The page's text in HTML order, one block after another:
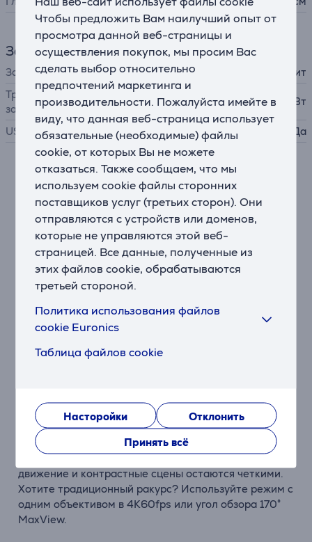
Чтобы предложить Вам наилучший опыт от
просмотра данной веб-страницы и
осуществления покупок, мы просим Вас
сделать выбор относительно
предпочтений маркетинга и
производительности. Пожалуйста имейте в
виду, что данная веб-страница использует
обязательные (необходимые) файлы
cookie, от которых Вы не можете
отказаться. Также сообщаем, что мы
используем cookie файлы сторонних
поставщиков услуг (третьих сторон). Они
отправляются с устройств или доменов,
которые не управляются этой веб-
страницей. Все данные, полученные из
этих файлов cookie, обрабатываются
третьей стороной.
Политика использования файлов
cookie Euronics
Таблица файлов cookie
Насторойки
Отклонить
Принять всё
Зарядное устройство
Зарядное устройство
в комплект не входит
Требуемая мощность
зарядного устройства
10 - 27 Вт
USB PD Да
Описание
Премиальное качество изображения
Камера X5 использует увеличенные сенсоры 1/1,28",
тройной AI-процессор и суперсэмплинг 11K → 8K,
чтобы обеспечить исключительную четкость,
точность цветопередачи и широкий динамический
диапазон. Технология PureVideo позволяет получать
хорошие результаты даже при слабом освещении.
Сменные и прочные объективы
Новая конструкция позволяет быстро заменять
поколением.
Режимы 60fps Active HDR и 4K
Благодаря 5.7K60fps Active HDR даже быстрое
движение и контрастные сцены остаются четкими.
Хотите традиционный ракурс? Используйте режим с
одним объективом в 4K60fps или угол обзора 170°
MaxView.